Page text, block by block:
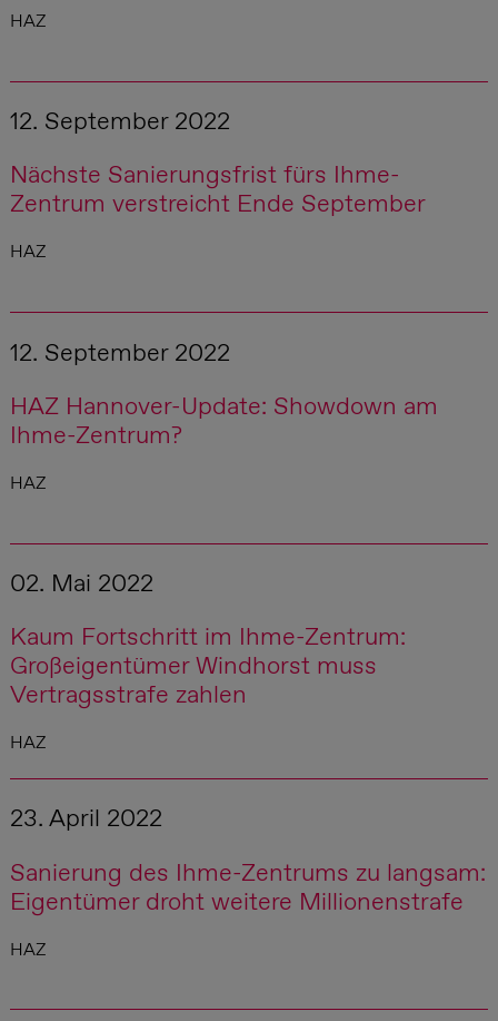
HAZ
12. September 2022
Nächste Sanierungsfrist fürs Ihme-
Zentrum verstreicht Ende September
HAZ
12. September 2022
HAZ Hannover-Update: Showdown am
Ihme-Zentrum?
HAZ
02. Mai 2022
Kaum Fortschritt im Ihme-Zentrum:
Großeigentümer Windhorst muss
Vertragsstrafe zahlen
HAZ
23. April 2022
Sanierung des Ihme-Zentrums zu langsam:
Eigentümer droht weitere Millionenstrafe
HAZ